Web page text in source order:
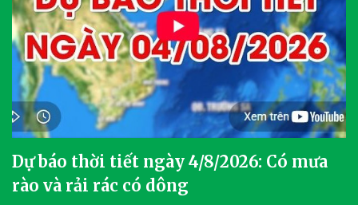
Dự báo thời tiết ngày 4/8/2026: Có mưa
rào và rải rác có dông